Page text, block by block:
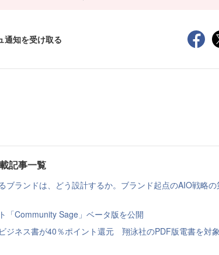
通知を受け取る
記事一覧
ブランドは、どう設計するか。ブランド起点のAIO戦略
「Community Sage」ベータ版を公開
ジネス書が40％ポイント還元 翔泳社のPDF版電書を対